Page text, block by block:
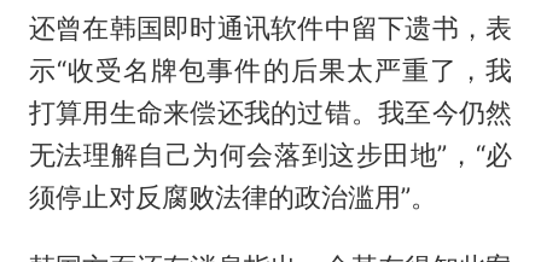
还曾在韩国即时通讯软件中留下遗书，表
示“收受名牌包事件的后果太严重了，我
打算用生命来偿还我的过错。我至今仍然
无法理解自己为何会落到这步田地”，“必
须停止对反腐败法律的政治滥用”。